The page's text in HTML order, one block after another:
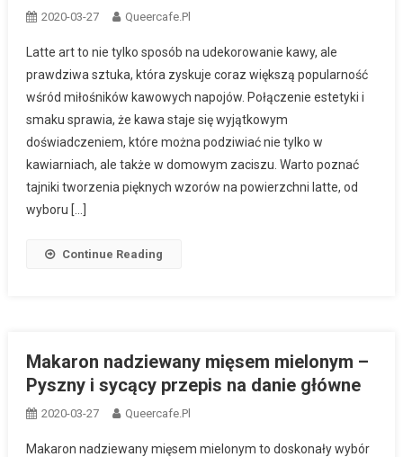
2020-03-27 Queercafe.pl
Latte art to nie tylko sposób na udekorowanie kawy, ale
prawdziwa sztuka, która zyskuje coraz większą popularność
wśród miłośników kawowych napojów. Połączenie estetyki i
smaku sprawia, że kawa staje się wyjątkowym
doświadczeniem, które można podziwiać nie tylko w
kawiarniach, ale także w domowym zaciszu. Warto poznać
tajniki tworzenia pięknych wzorów na powierzchni latte, od
wyboru […]
Continue Reading
Makaron nadziewany mięsem mielonym –
Pyszny i sycący przepis na danie główne
2020-03-27 Queercafe.pl
Makaron nadziewany mięsem mielonym to doskonały wybór